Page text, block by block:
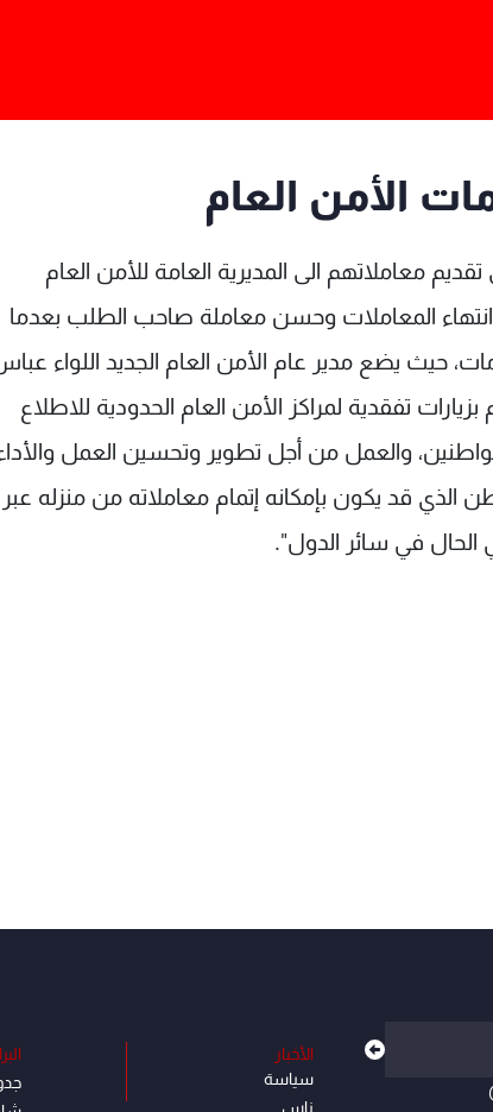
الأمن العام
معاملاتهم الى المديرية العامة للأمن العام
المعاملات وحسن معاملة صاحب الطلب بعدما
حيث يضع مدير عام الأمن العام الجديد اللواء
تفقدية لمراكز الأمن العام الحدودية للاطلاع
والعمل من أجل تطوير وتحسين العمل
قد يكون بإمكانه إتمام معاملاته من منزله عبر
الحال في سائر الدول".
الأخبار
سياسة
ناس